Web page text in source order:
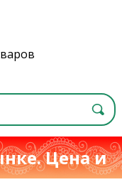
Цена и